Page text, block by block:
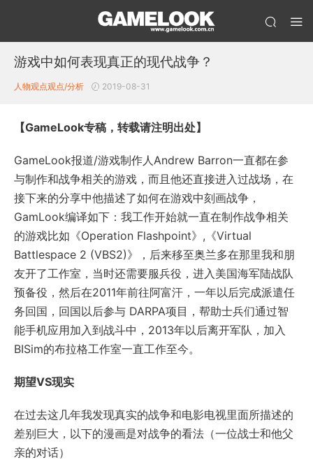
游戏中如何表现真正的现代战争？
人物观点观点/分析 2019-08-31
【GameLook专稿，转载请注明出处】
GameLook报道/游戏制作人Andrew Barron一直都在参
与制作和战争相关的游戏，而且他还直接进入过战场，在
接下来的分享中他描述了如何在游戏中刻画战争，
GamLook编译如下：我工作开始就一直在制作战争相关
的游戏比如《Operation Flashpoint》,《Virtual
Battlespace 2 (VBS2)》，后来移至奥兰多在那里我和朋
友开了工作室，当时还需要服兵役，进入美国海军陆战队
预备役，然后在2011年前往阿富汗，一年以后完成派遣任
务回国，回国以后参与 DARPA项目，帮助士兵们通过智
能手机应用加入到战斗中，2013年以后离开军队，加入
BISim的布拉格工作室一直工作至今。
期望VS现实
在过去这几年我发现真实的战争和电影电视里面所描述的
差别巨大，以下的漫画是对战争的看法（一位战士和他父
亲的对话）